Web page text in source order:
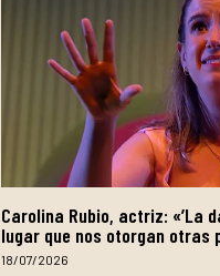
Carolina Rubio, actriz: «’La
lugar que nos otorgan otras
18/07/2026